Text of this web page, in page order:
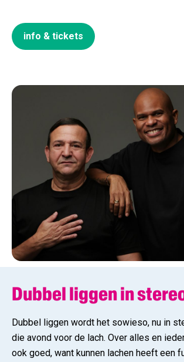
info & tickets
Dubbel liggen in
Dubbel liggen wordt het sowieso, nu in
die avond voor de lach. Over alles en
ook goed, want kunnen lachen heeft een